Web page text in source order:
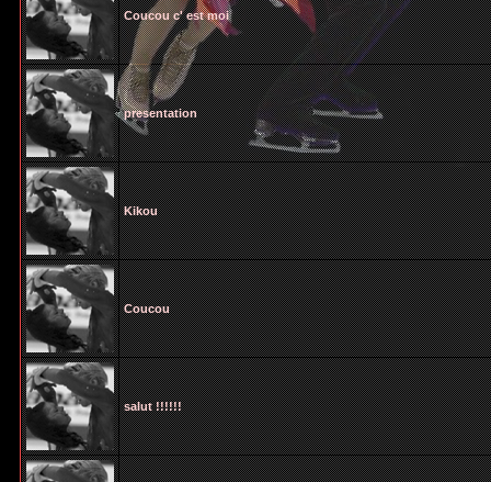
Coucou c' est moi
presentation
Kikou
Coucou
salut !!!!!!